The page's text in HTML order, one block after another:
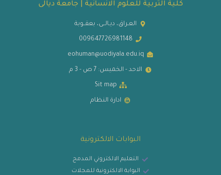
كلية التربية للعلوم الانسانية | جامعة ديالى
العـراق، ديـالــى، بعقــوبة
009647726981148
eohuman@uodiyala.edu.iq
الاحد - الخميس: 7 ص - 3 م
Sit map
ادارة النظام
البوابات الالكترونية
التعليم الالكتروني المدمج
البوابة الالكترونية للمجلات